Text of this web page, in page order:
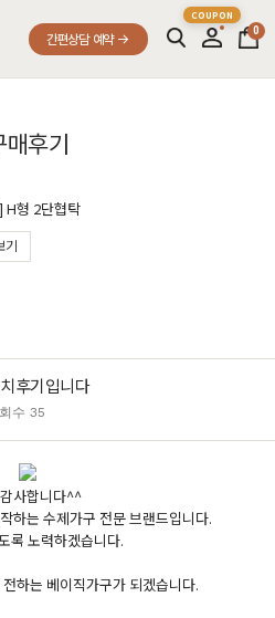
간편상담 예약
0
매후기
H형 2단협탁
기
후기입니다
수 35
사합니다^^
하는 수제가구 전문 브랜드입니다.
록 노력하겠습니다.
하는 베이직가구가 되겠습니다.